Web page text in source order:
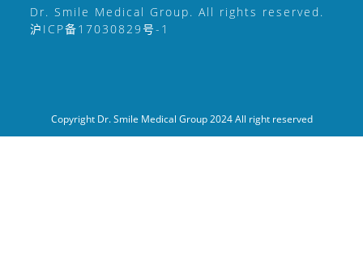
Dr. Smile Medical Group. All rights reserved.
沪ICP备17030829号-1
Copyright Dr. Smile Medical Group 2024 All right reserved